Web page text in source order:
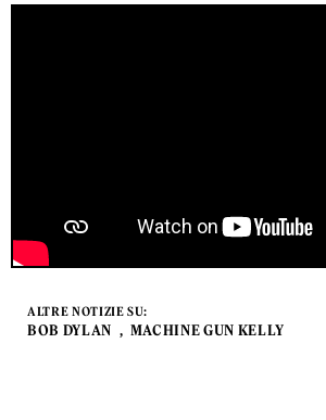
ALTRE NOTIZIE SU:
BOB DYLAN MACHINE GUN KELLY